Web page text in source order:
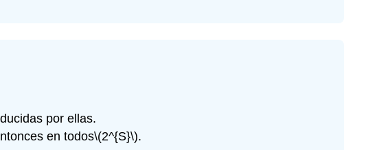
por ellas.
en todos\(2^{S}\).